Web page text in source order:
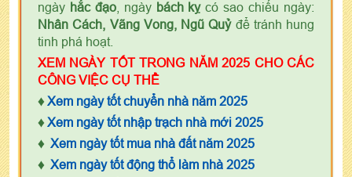
ngày hắc đạo, ngày bách kỵcó sao chiếu ngày:
Nhân Cách, Vãng Vong, Ngũ Quỷđể tránh hung
tinh phá hoạt.
XEM NGÀY TỐT TRONG NĂM 2025 CHO CÁC
CÔNG VIỆC CỤ THỂ
♦ Xem ngày tốt chuyển nhà năm 2025
♦ Xem ngày tốt nhập trạch nhà mới 2025
♦ Xem ngày tốt mua nhà đất năm 2025
♦ Xem ngày tốt động thổ làm nhà 2025